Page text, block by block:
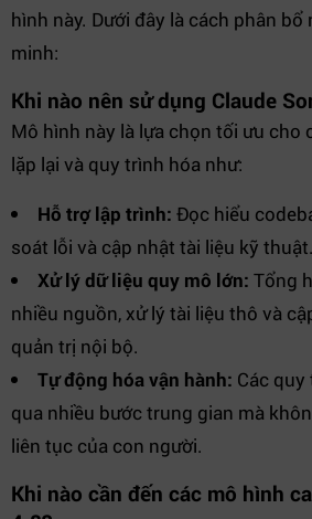
hình này. Dưới đây là cách phân
minh:
Khi nào nên sử dụng Claude
Mô hình này là lựa chọn tối ưu cho
lặp lại và quy trình hóa như:
Hỗ trợ lập trình: Đọc hiểu
soát lỗi và cập nhật tài liệu kỹ thuật.
Xử lý dữ liệu quy mô lớn: Tổng
nhiều nguồn, xử lý tài liệu thô và
quản trị nội bộ.
Tự động hóa vận hành: Các
qua nhiều bước trung gian mà
liên tục của con người.
Khi nào cần đến các mô hình